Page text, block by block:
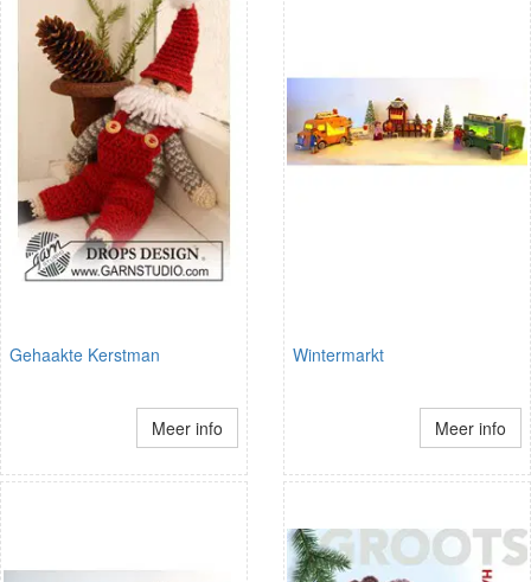
Gehaakte Kerstman
Meer info
Wintermarkt
Meer info